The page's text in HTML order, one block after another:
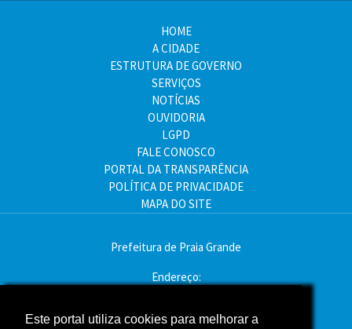
Este portal utiliza cookies para melhorar a
HOME
A CIDADE
ESTRUTURA DE GOVERNO
SERVIÇOS
NOTÍCIAS
OUVIDORIA
LGPD
FALE CONOSCO
PORTAL DA TRANSPARÊNCIA
POLÍTICA DE PRIVACIDADE
MAPA DO SITE
Prefeitura de Praia Grande
Endereço:
CEP: 11704-900